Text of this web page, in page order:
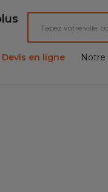
Devis en ligne Notre